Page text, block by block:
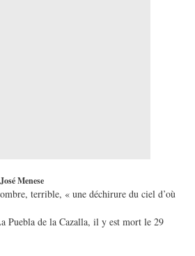
Menese
terrible, « une déchirure du ciel d’où
Puebla de la Cazalla, il y est mort le 29